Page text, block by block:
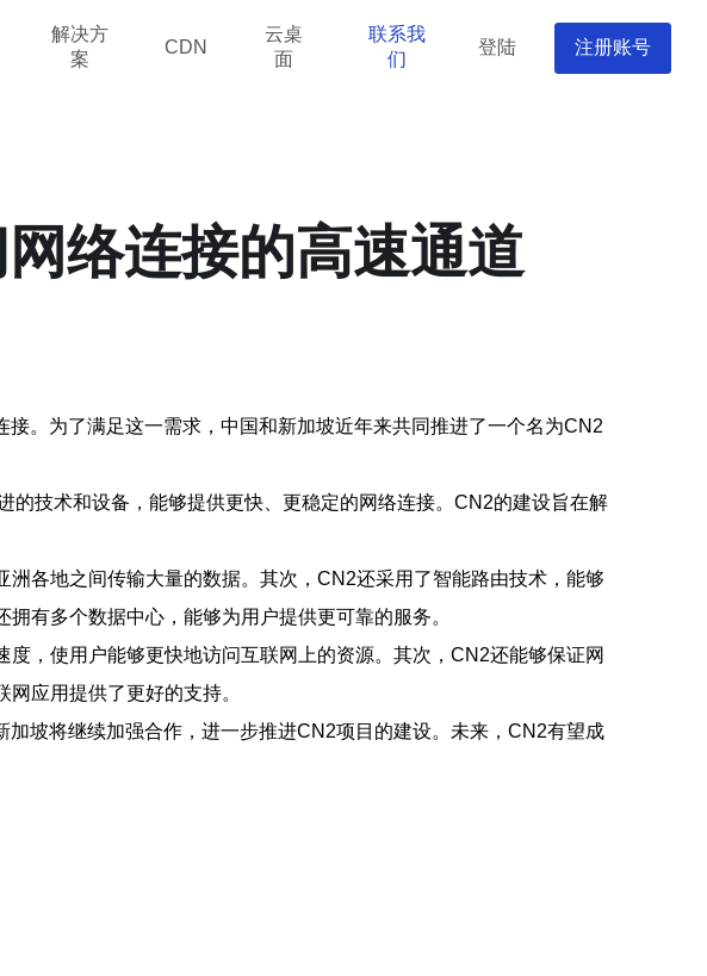
解决方
案
CDN
云桌
面
联系我
们
登陆 注册账号
络连接的高速通道
。为了满足这一需求，中国和新加坡近年来共同推进了一个名为CN2
的技术和设备，能够提供更快、更稳定的网络连接。CN2的建设旨在解
各地之间传输大量的数据。其次，CN2还采用了智能路由技术，能够
有多个数据中心，能够为用户提供更可靠的服务。
，使用户能够更快地访问互联网上的资源。其次，CN2还能够保证网
应用提供了更好的支持。
坡将继续加强合作，进一步推进CN2项目的建设。未来，CN2有望成